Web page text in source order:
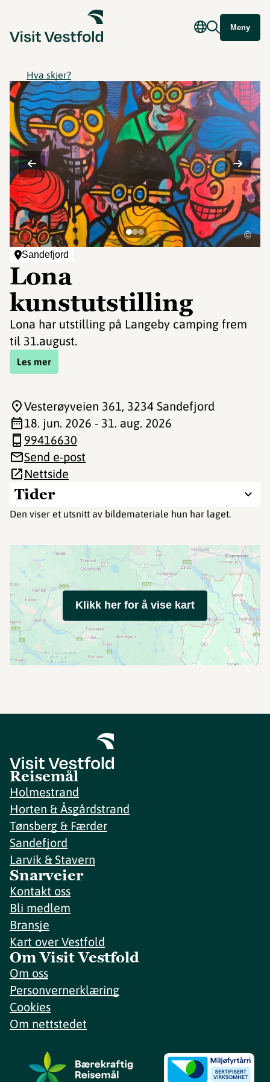
Meny
Hva skjer?
Sandefjord
Lona
kunstutstilling
Lona har utstilling på Langeby camping frem
til 31.august.
Les mer
©
Tider
Den viser et utsnitt av bildemateriale hun har laget.
Vesterøyveien 361, 3234 Sandefjord
18. jun. 2026 - 31. aug. 2026
99416630
Send e-post
Nettside
Klikk her for å vise kart
Reisemål
Holmestrand
Horten & Åsgårdstrand
Tønsberg & Færder
Sandefjord
Larvik & Stavern
Snarveier
Kontakt oss
Bli medlem
Bransje
Kart over Vestfold
Om Visit Vestfold
Om oss
Personvernerklæring
Cookies
Om nettstedet